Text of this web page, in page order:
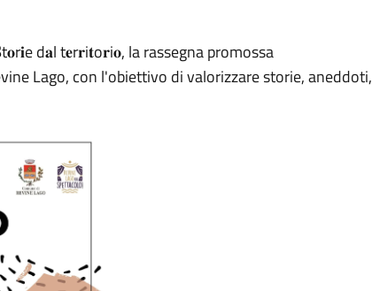
d𝐚l t𝐞r𝐫i𝐭o𝐫i𝐨, la rassegna promossa
Lago, con l'obiettivo di valorizzare storie, aneddoti,